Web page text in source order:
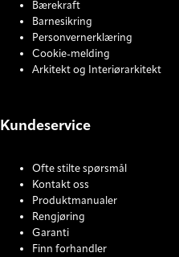
Bærekraft
Barnesikring
Personvernerklæring
Cookie-melding
Arkitekt og Interiørarkitekt
Kundeservice
Ofte stilte spørsmål
Kontakt oss
Produktmanualer
Rengjøring
Garanti
Finn forhandler